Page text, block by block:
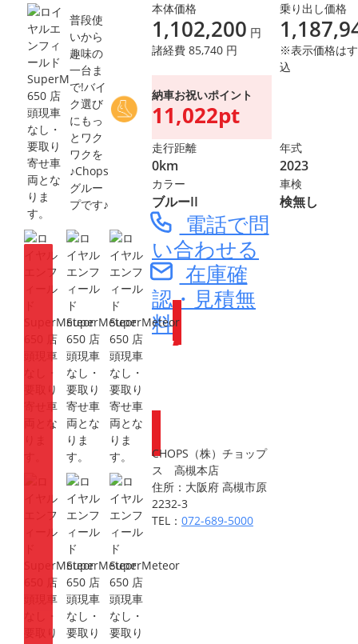
普段使
いから
趣味の
一台ま
で!バイ
ク選び
にもっ
とワク
ワクを
♪Chops
グルー
プです♪
本体価格
1,102,200 円
乗り出し価格
諸経費 85,740 円
※表示価格は
込
納車お祝いポイント
11,022pt
走行距離
0km
年式
2023
カラー
ブルーII
車検
検無し
電話で問
い合わせる
在庫確
認・見積無
料
Webike会員
もらえます
CHOPS（株）チョップ
ス 高槻本店
住所：大阪府 高槻市原
2232-3
TEL： 072-689-5000